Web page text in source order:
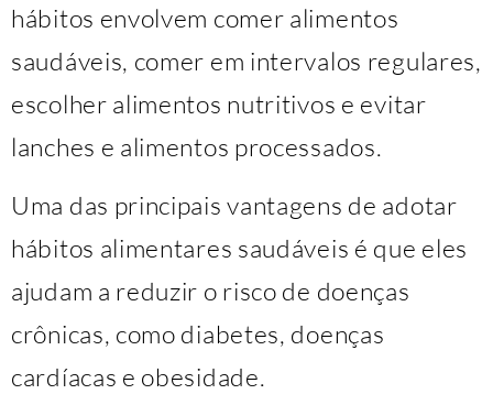
hábitos envolvem comer alimentos
saudáveis, comer em intervalos regulares,
escolher alimentos nutritivos e evitar
lanches e alimentos processados.
Uma das principais vantagens de adotar
hábitos alimentares saudáveis ​​é que eles
ajudam a reduzir o risco de doenças
crônicas, como diabetes, doenças
cardíacas e obesidade.